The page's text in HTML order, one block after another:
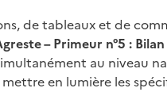
de tableaux et de
– Primeur n°5 :
au niveau
en lumière les